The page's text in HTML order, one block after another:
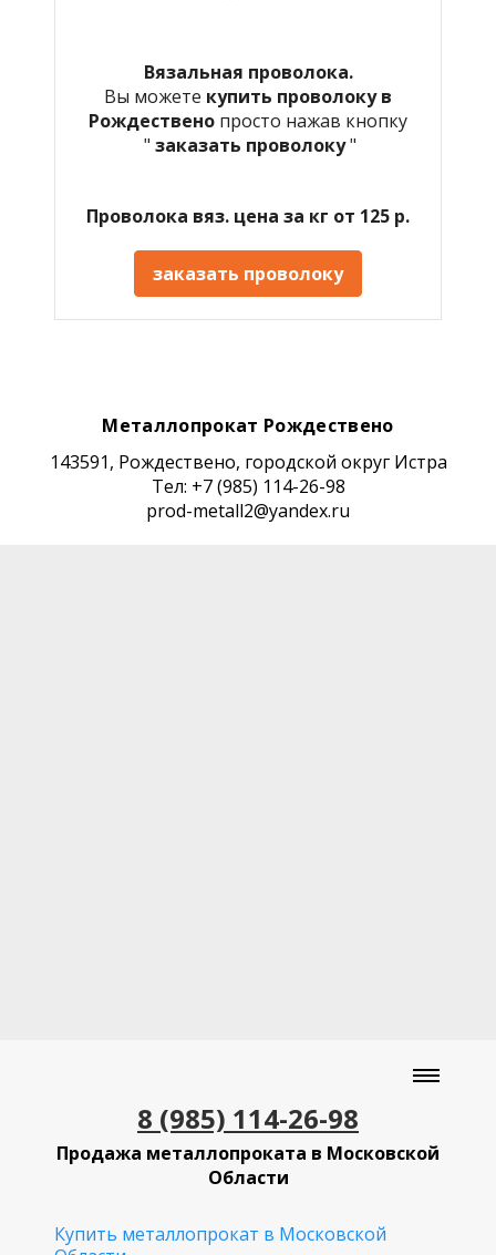
Вязальная проволока.
Вы можете купить проволоку в
Рождествено просто нажав кнопку
" заказать проволоку"
Проволока вяз. цена за кг от 125 р.
заказать проволоку
Металлопрокат Рождествено
143591, Рождествено, городской округ Истра
Тел: +7 (985) 114-26-98
prod-metall2@yandex.ru
8 (985) 114-26-98
Продажа металлопроката в Московской
Области
Купить металлопрокат в Московской